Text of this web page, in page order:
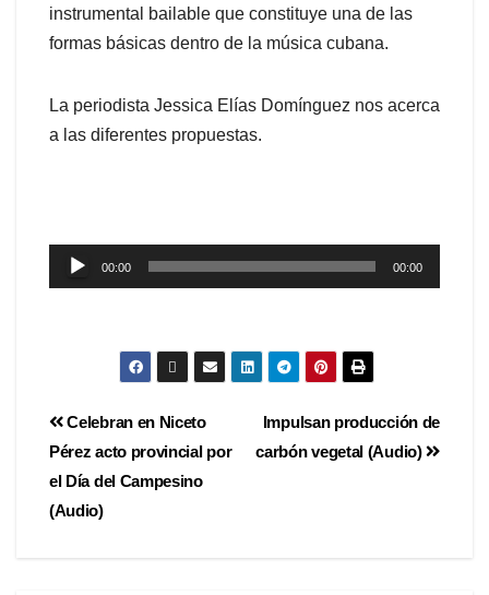
instrumental bailable que constituye una de las
formas básicas dentro de la música cubana.
La periodista Jessica Elías Domínguez nos acerca
a las diferentes propuestas.
Reproductor
de
00:00 00:00
Impulsan producción de
carbón vegetal (Audio)
Celebran en Niceto
Pérez acto provincial por
el Día del Campesino
(Audio)